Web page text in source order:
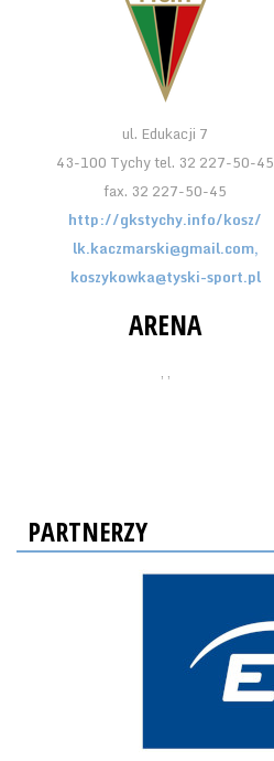
ul. Edukacji 7
43-100 Tychy tel. 32 227-50-45
fax. 32 227-50-45
http://gkstychy.info/kosz/
lk.kaczmarski@gmail.com,
koszykowka@tyski-sport.pl
ARENA
, ,
PARTNERZY